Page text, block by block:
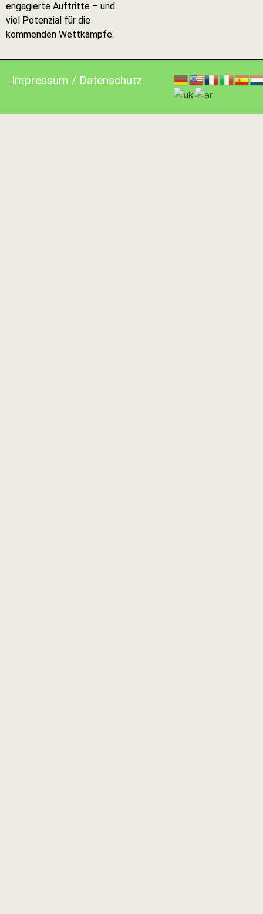
engagierte Auftritte – und
viel Potenzial für die
kommenden Wettkämpfe.
Impressum / Datenschutz